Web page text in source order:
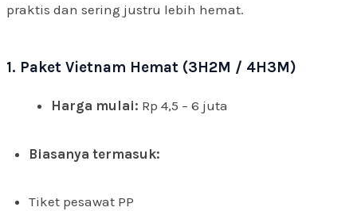
praktis dan sering justru lebih hemat.
1. Paket Vietnam Hemat (3H2M / 4H3M)
Harga mulai: Rp 4,5 – 6 juta
Biasanya termasuk:
Tiket pesawat PP